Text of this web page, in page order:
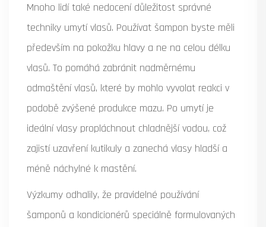
Mnoho lidí také nedocení důležitost správné
techniky umytí vlasů. Používat šampon byste měli
především na pokožku hlavy a ne na celou délku
vlasů. To pomáhá zabránit nadměrnému
odmaštění vlasů, které by mohlo vyvolat reakci v
podobě zvýšené produkce mazu. Po umytí je
ideální vlasy propláchnout chladnější vodou, což
zajistí uzavření kutikuly a zanechá vlasy hladší a
méně náchylné k mastění.
Výzkumy odhalily, že pravidelné používání
šamponů a kondicionérů speciálně formulovaných